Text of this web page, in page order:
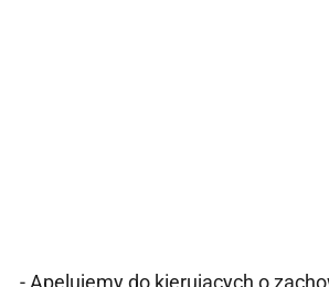
- Apelujemy do kierujących o